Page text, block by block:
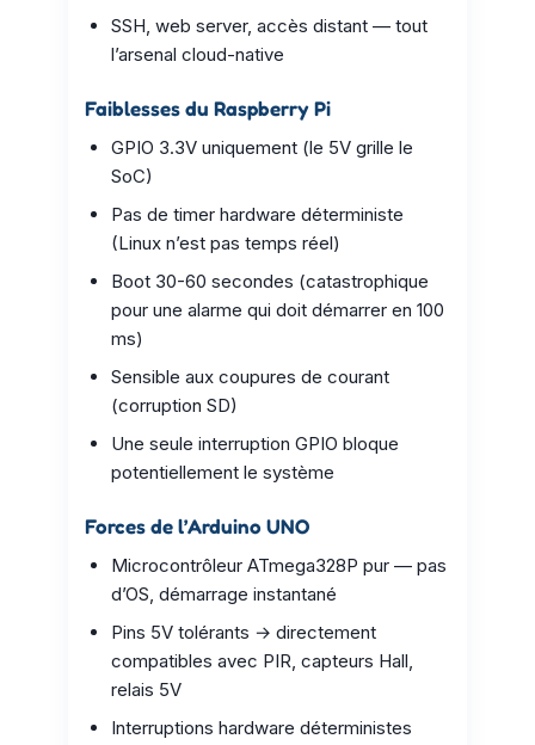
SSH, web server, accès distant — tout
l’arsenal cloud-native
Faiblesses du Raspberry Pi
GPIO 3.3V uniquement (le 5V grille le
SoC)
Pas de timer hardware déterministe
(Linux n’est pas temps réel)
Boot 30-60 secondes (catastrophique
pour une alarme qui doit démarrer en 100
ms)
Sensible aux coupures de courant
(corruption SD)
Une seule interruption GPIO bloque
potentiellement le système
Forces de l’Arduino UNO
Microcontrôleur ATmega328P pur — pas
d’OS, démarrage instantané
Pins 5V tolérants → directement
compatibles avec PIR, capteurs Hall,
relais 5V
Interruptions hardware déterministes